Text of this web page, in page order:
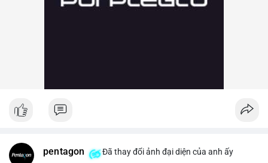
pentagon Đã thay đổi ảnh đại diện của anh ấy